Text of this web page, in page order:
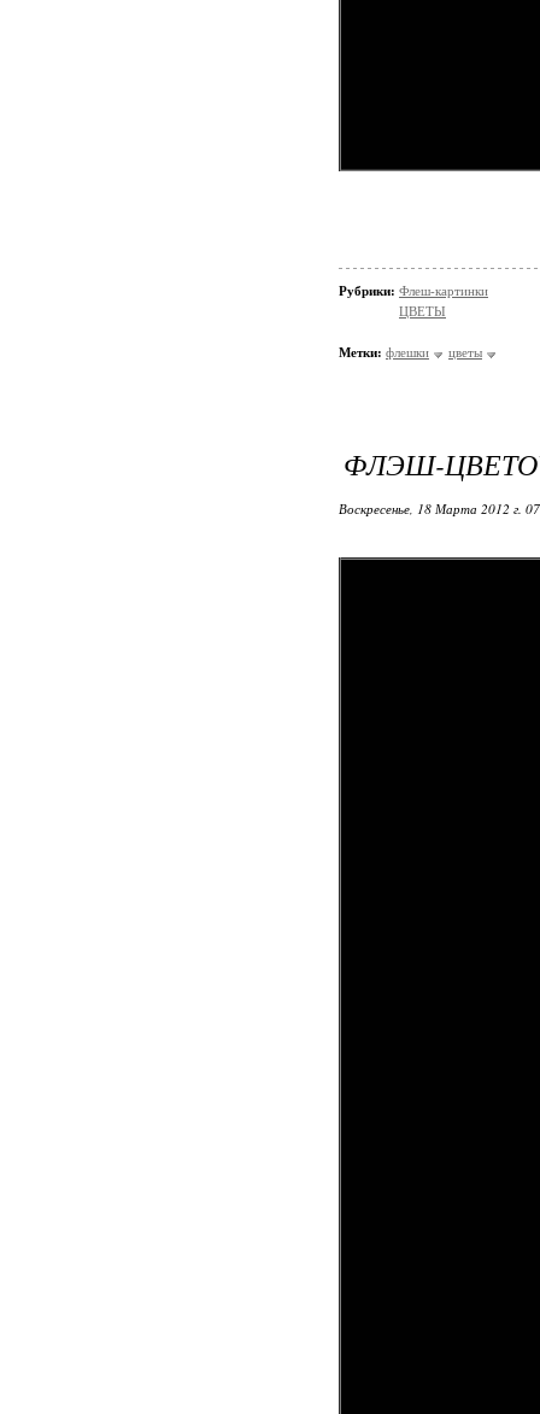
Рубрики: Флеш-картинки
ЦВЕТЫ
Метки: флешки цветы
ФЛЭШ-
Воскресенье, 18 Марта 2012 г.